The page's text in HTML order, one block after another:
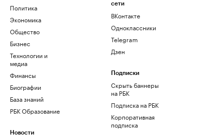
Политика
Экономика
Общество
Бизнес
Технологии и
медиа
Финансы
Биографии
База знаний
РБК Образование
Новости
сети
ВКонтакте
Одноклассники
Telegram
Дзен
Подписки
Скрыть баннеры
на РБК
Подписка на РБК
Корпоративная
подписка